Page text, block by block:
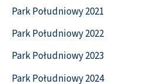
Park Południowy 2021
Park Południowy 2022
Park Południowy 2023
Park Południowy 2024